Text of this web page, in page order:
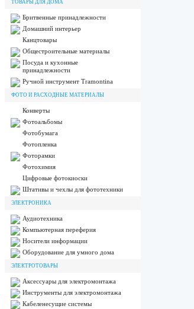
ТОВАРЫ ДЛЯ ДОМА
Бритвенные принадлежности
Домашний интерьер
Канцтовары
Общестроительные материалы
Посуда и кухонные
принадлежности
Ручной инструмент Tramontina
ФОТО И РАСХОДНЫЕ МАТЕРИАЛЫ
Конверты
Фотоальбомы
Фотобумага
Фотопленка
Фоторамки
Фотохимия
Цифровые фотокиоски
Штативы и чехлы для фототехники
ЭЛЕКТРОНИКА
Аудиотехника
Компьютерная переферия
Носители информации
Оборудование для умного дома
ЭЛЕКТРОТОВАРЫ
Аксессуары для электромонтажа
Инструменты для электромонтажа
Кабеленесущие системы